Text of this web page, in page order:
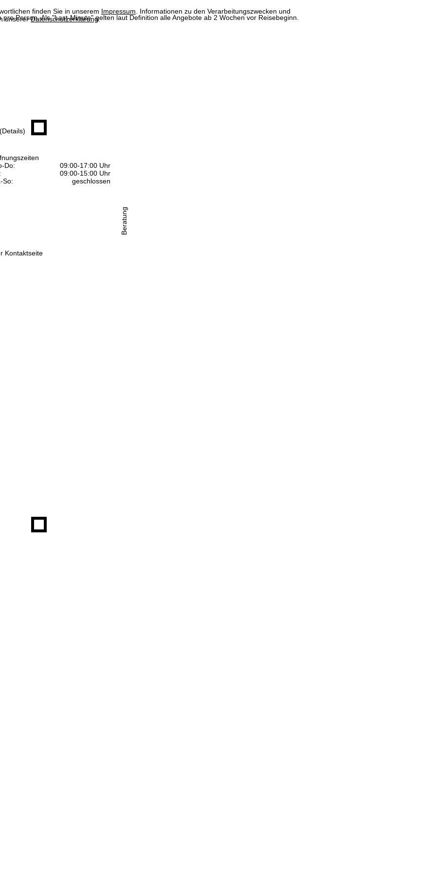
finden Sie in unserem Impressum . Informationen zu den Verarbeitungszwecken und
unsererDatenschutzerklärung.
Do:
09:00-17:00 Uhr
09:00-15:00 Uhr
So:
geschlossen
Kontaktseite
Beratung
pro Person. Als "Last-Minute" gelten laut Definition alle Angebote ab 2 Wochen vor Reisebeginn.